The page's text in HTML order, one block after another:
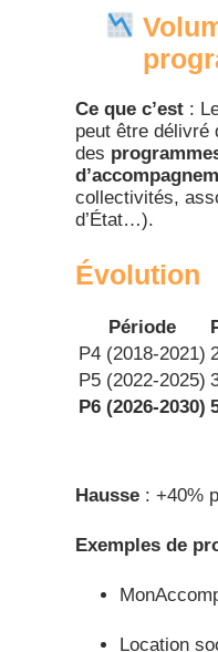
Ce que c’est :
peut être délivré
des
collectivités,
d’État…).​
Évolution​
Période
P4 (2018-2021)
P5 (2022-2025)
P6 (2026-2030)
Hausse : +40%
Exemples de
Location